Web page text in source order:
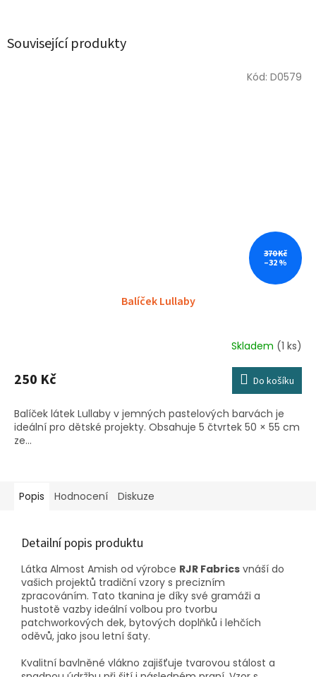
Související produkty
370 Kč
–32 %
Balíček Lullaby
Skladem (1 ks)
250 Kč Do košíku
Balíček látek Lullaby v jemných pastelových barvách je
ideální pro dětské projekty. Obsahuje 5 čtvrtek 50 × 55 cm
ze...
Kód: D0579
Popis Hodnocení Diskuze
Detailní popis produktu
Látka Almost Amish od výrobce RJR Fabrics vnáší do
vašich projektů tradiční vzory s precizním
zpracováním. Tato tkanina je díky své gramáži a
hustotě vazby ideální volbou pro tvorbu
patchworkových dek, bytových doplňků i lehčích
oděvů, jako jsou letní šaty.
Kvalitní bavlněné vlákno zajišťuje tvarovou stálost a